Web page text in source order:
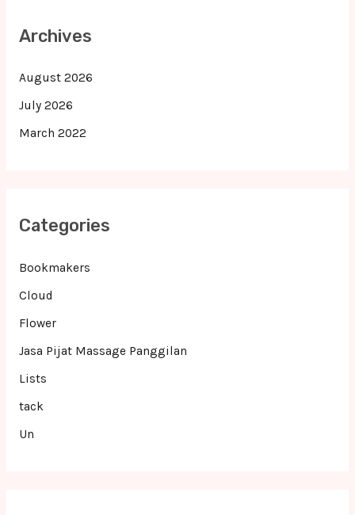
Archives
August 2026
July 2026
March 2022
Categories
Bookmakers
Cloud
Flower
Jasa Pijat Massage Panggilan
Lists
tack
Un